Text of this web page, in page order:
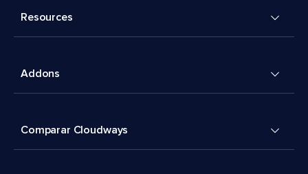
Resources
Addons
Comparar Cloudways